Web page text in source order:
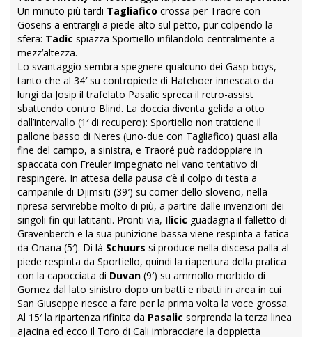
Un minuto più tardi Tagliafico crossa per Traore con
Gosens a entrargli a piede alto sul petto, pur colpendo la
sfera: Tadic spiazza Sportiello infilandolo centralmente a
mezz’altezza.
Lo svantaggio sembra spegnere qualcuno dei Gasp-boys,
tanto che al 34′ su contropiede di Hateboer innescato da
lungi da Josip il trafelato Pasalic spreca il retro-assist
sbattendo contro Blind. La doccia diventa gelida a otto
dall’intervallo (1′ di recupero): Sportiello non trattiene il
pallone basso di Neres (uno-due con Tagliafico) quasi alla
fine del campo, a sinistra, e Traoré può raddoppiare in
spaccata con Freuler impegnato nel vano tentativo di
respingere. In attesa della pausa c’è il colpo di testa a
campanile di Djimsiti (39′) su corner dello sloveno, nella
ripresa servirebbe molto di più, a partire dalle invenzioni dei
singoli fin qui latitanti. Pronti via, Ilicic guadagna il falletto di
Gravenberch e la sua punizione bassa viene respinta a fatica
da Onana (5′). Di là Schuurs si produce nella discesa palla al
piede respinta da Sportiello, quindi la riapertura della pratica
con la capocciata di Duvan (9′) su ammollo morbido di
Gomez dal lato sinistro dopo un batti e ribatti in area in cui
San Giuseppe riesce a fare per la prima volta la voce grossa.
Al 15′ la ripartenza rifinita da Pasalic sorprenda la terza linea
ajacina ed ecco il Toro di Cali imbracciare la doppietta